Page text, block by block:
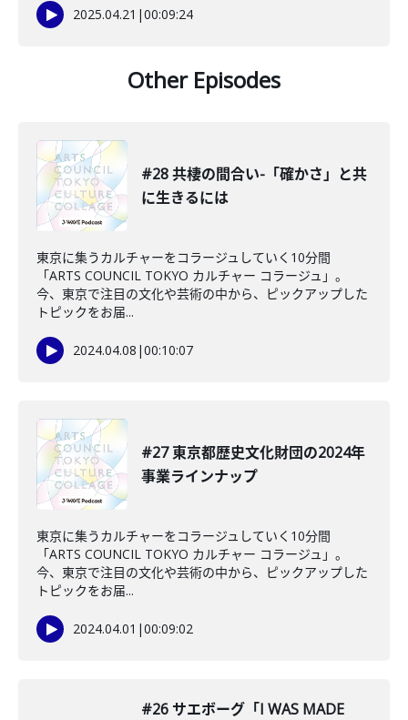
2025.04.21 |00:09:24
Other Episodes
#28 共棲の間合い-「確かさ」と共
に生きるには
東京に集うカルチャーをコラージュしていく10分間
「ARTS COUNCIL TOKYO カルチャー コラージュ」。
今、東京で注目の文化や芸術の中から、ピックアップした
トピックをお届...
2024.04.08 |00:10:07
#27 東京都歴史文化財団の2024年
事業ラインナップ
東京に集うカルチャーをコラージュしていく10分間
「ARTS COUNCIL TOKYO カルチャー コラージュ」。
今、東京で注目の文化や芸術の中から、ピックアップした
トピックをお届...
2024.04.01 |00:09:02
#26 サエボーグ「I WAS MADE